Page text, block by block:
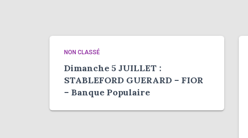
NON CLASSÉ
Dimanche 5 JUILLET :
STABLEFORD GUERARD – FIOR
– Banque Populaire